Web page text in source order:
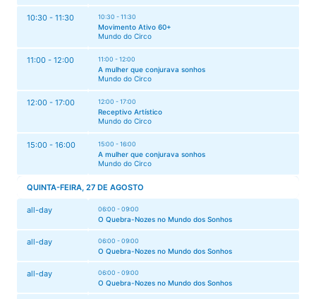
10:30 - 11:30 10:30 - 11:30
Movimento Ativo 60+
Mundo do Circo
11:00 - 12:00 11:00 - 12:00
A mulher que conjurava sonhos
Mundo do Circo
12:00 - 17:00 12:00 - 17:00
Receptivo Artístico
Mundo do Circo
15:00 - 16:00 15:00 - 16:00
A mulher que conjurava sonhos
Mundo do Circo
QUINTA-FEIRA, 27 DE AGOSTO
all-day 06:00 - 09:00
O Quebra-Nozes no Mundo dos Sonhos
all-day 06:00 - 09:00
O Quebra-Nozes no Mundo dos Sonhos
all-day 06:00 - 09:00
O Quebra-Nozes no Mundo dos Sonhos